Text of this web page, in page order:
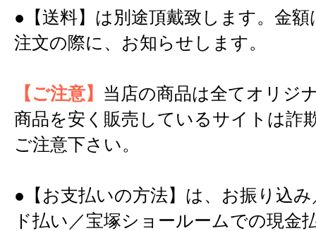
●【送料】は別途頂戴致します。金
注文の際に、お知らせします。
【ご注意】 当店の商品は全てオリジ
商品を安く販売しているサイトは詐
ご注意下さい。
●【お支払いの方法】は、お振り込
ド払い／宝塚ショールームでの現金